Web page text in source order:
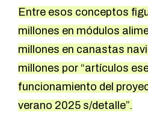
Entre esos conceptos
millones en módulos
millones en canastas
millones por “artículos
funcionamiento del
verano 2025 s/detalle”.